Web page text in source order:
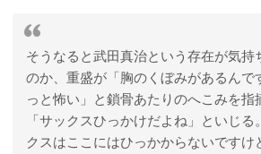
そうなると武田真治という存在が気持
のか、重盛が「胸のくぼみがあるん
っと怖い」と鎖骨あたりのへこみを指
「サックスひっかけだよね」といじ
クスはここにはひっかからないですけ